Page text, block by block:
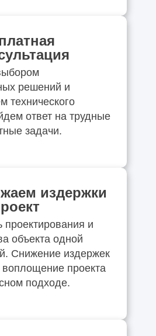
решений и
технического
ответ на трудные
задачи.
издержки
проектирования и
объекта одной
Снижение издержек
воплощение проекта
подходе.